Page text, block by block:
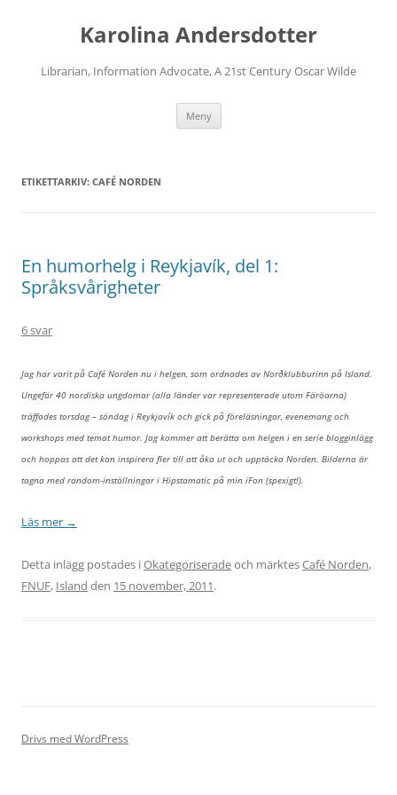
Karolina Andersdotter
Librarian, Information Advocate, A 21st Century Oscar Wilde
Meny Hoppa
innehåll
ETIKETTARKIV: CAFÉ NORDEN
En humorhelg i Reykjavík, del 1:
Språksvårigheter
6 svar
Jag har varit på Café Norden nu i helgen, som ordnades av Norðklubburinn på Island.
Ungefär 40 nordiska ungdomar (alla länder var representerade utom Färöarna)
träffades torsdag – söndag i Reykjavík och gick på föreläsningar, evenemang och
workshops med temat humor. Jag kommer att berätta om helgen i en serie blogginlägg
och hoppas att det kan inspirera fler till att åka ut och upptäcka Norden. Bilderna är
tagna med random-inställningar i Hipstamatic på min iFon (spexigt!).
Läs mer →
Detta inlägg postades iOkategoriseradeoch märktesCafé Norden,
FNUF, Island den 15 november, 2011.
Drivs med WordPress